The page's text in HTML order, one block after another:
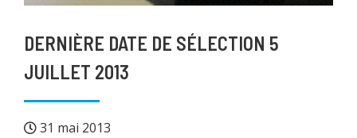
DERNIÈRE DATE DE SÉLECTION 5
JUILLET 2013
31 mai 2013